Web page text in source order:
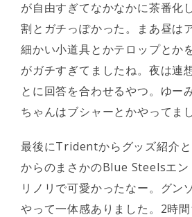
が自由すぎてなかなかに茶番化
割とガチっぽかった。まあ昼は
細かい小道具とかテロップとか
がガチすぎてましたね。夜は連
とに回答を合わせるやつ。ゆー
ちゃんはブシャーとかやってまし
最後にTridentからグッズ紹介
からのまさかのBlue Steelsエン
リノリで可愛かったなー。グン
やって一体感ありました。2時